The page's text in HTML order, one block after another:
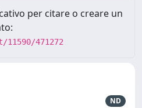
per citare o creare un
471272
ND